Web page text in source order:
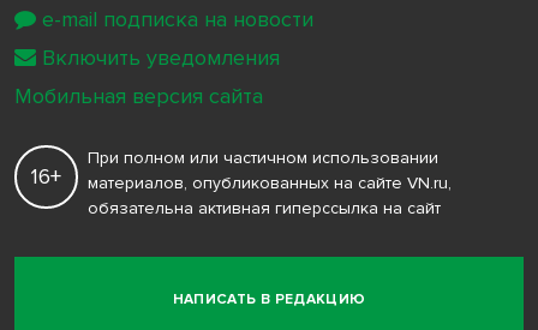
НАПИСАТЬ В РЕДАКЦИЮ
16+
При полном или частичном использовании
материалов, опубликованных на сайте VN.ru,
обязательна активная гиперссылка на сайт
e-mail подписка на новости
Включить уведомления
Мобильная версия сайта